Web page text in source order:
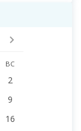
ВС
2
9
16